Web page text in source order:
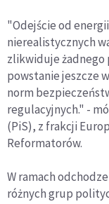
"Odejście od
nierealistycznych
zlikwiduje żadnego
powstanie jeszcze
norm
regulacyjnych." -
(PiS), z frakcji
Reformatorów.
W ramach
różnych grup